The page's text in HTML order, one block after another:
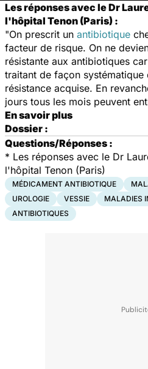
Les réponses avec le Dr
l'hôpital Tenon (Paris) :
"On prescrit un antibiotique
facteur de risque. On ne
résistante aux antibiotiques
traitant de façon
résistance acquise. En
jours tous les mois peuvent
En savoir plus
Dossier :
Questions/Réponses :
* Les réponses avec le Dr
l'hôpital Tenon (Paris)
MÉDICAMENT ANTIBIOTIQUE
UROLOGIE
VESSIE
MALADIES
ANTIBIOTIQUES